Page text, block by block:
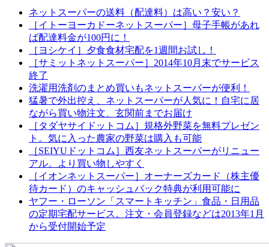
ネットスーパーの送料（配達料）は高い？安い？
［イトーヨーカドーネットスーパー］母子手帳があれ
ば配達料金が100円に！
［ヨシケイ］夕食食材宅配を1週間お試し！
［サミットネットスーパー］2014年10月末でサービス
終了
洗濯用洗剤のまとめ買いもネットスーパーが便利！
猛暑で外出控え、ネットスーパーが人気に！自宅に居
ながら買い物注文、玄関前までお届け
［タダヤサイドットコム］規格外野菜を無料プレゼン
ト。気に入った農家の野菜は購入も可能
［SEIYUドットコム］西友ネットスーパーがリニュー
アル。より買い物しやすく
［イオンネットスーパー］オーナーズカード（株主優
待カード）のキャッシュバック特典が利用可能に
ヤフー・ローソン「スマートキッチン」食品・日用品
の定期宅配サービス。注文・会員登録などは2013年1月
から受付開始予定